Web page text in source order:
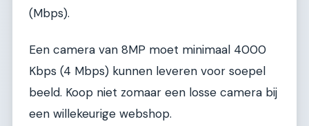
(Mbps).
Een camera van 8MP moet minimaal 4000
Kbps (4 Mbps) kunnen leveren voor soepel
beeld. Koop niet zomaar een losse camera bij
een willekeurige webshop.